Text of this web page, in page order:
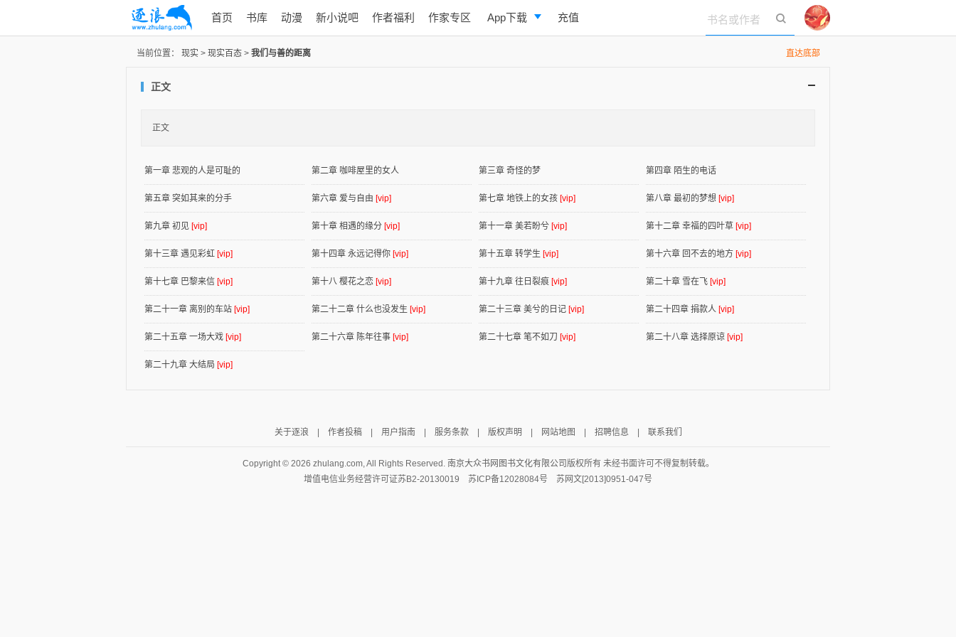
首页 书库 动漫 新小说吧 作者福利 作家专区 App下载 充值
当前位置： 现实 > 现实百态 > 我们与善的距离 直达底部
正文
正文
第一章 悲观的人是可耻的 第二章 咖啡屋里的女人 第三章 奇怪的梦 第四章 陌生的电话
第五章 突如其来的分手 第六章 爱与自由 [vip] 第七章 地铁上的女孩 [vip] 第八章 最初的梦想 [vip]
第九章 初见 [vip] 第十章 相遇的缘分 [vip] 第十一章 美若盼兮 [vip] 第十二章 幸福的四叶草 [vip]
第十三章 遇见彩虹 [vip] 第十四章 永远记得你 [vip] 第十五章 转学生 [vip] 第十六章 回不去的地方 [vip]
第十七章 巴黎来信 [vip] 第十八 樱花之恋 [vip] 第十九章 往日裂痕 [vip] 第二十章 雪在飞 [vip]
第二十一章 离别的车站 [vip] 第二十二章 什么也没发生 [vip] 第二十三章 美兮的日记 [vip] 第二十四章 捐款人 [vip]
第二十五章 一场大戏 [vip] 第二十六章 陈年往事 [vip] 第二十七章 笔不如刀 [vip] 第二十八章 选择原谅 [vip]
第二十九章 大结局 [vip]
关于逐浪 作者投稿| 用户指南 服务条款| 版权声明 网站地图 招聘信息 联系我们
Copyright © 2026 zhulang.com, All Rights Reserved. 南京大众书网图书文化有限公司 版权所有 未经书面许可不得复制转载。
增值电信业务经营许可证苏B2-20130019 苏ICP备12028084号 苏网文[2013]0951-047号